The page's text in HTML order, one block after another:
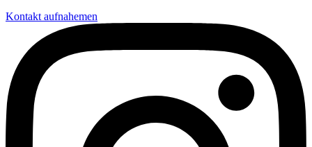
Kontakt aufnahemen